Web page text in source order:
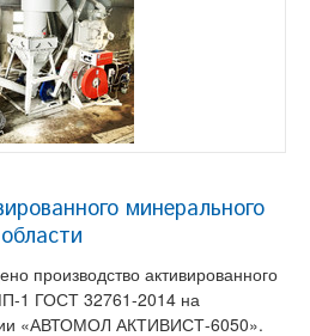
минерального
производство активированного
1 ГОСТ 32761-2014 на
«АВТОМОЛ АКТИВИСТ-6050».